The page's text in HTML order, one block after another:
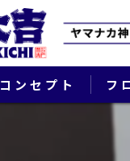
コンセプト フ